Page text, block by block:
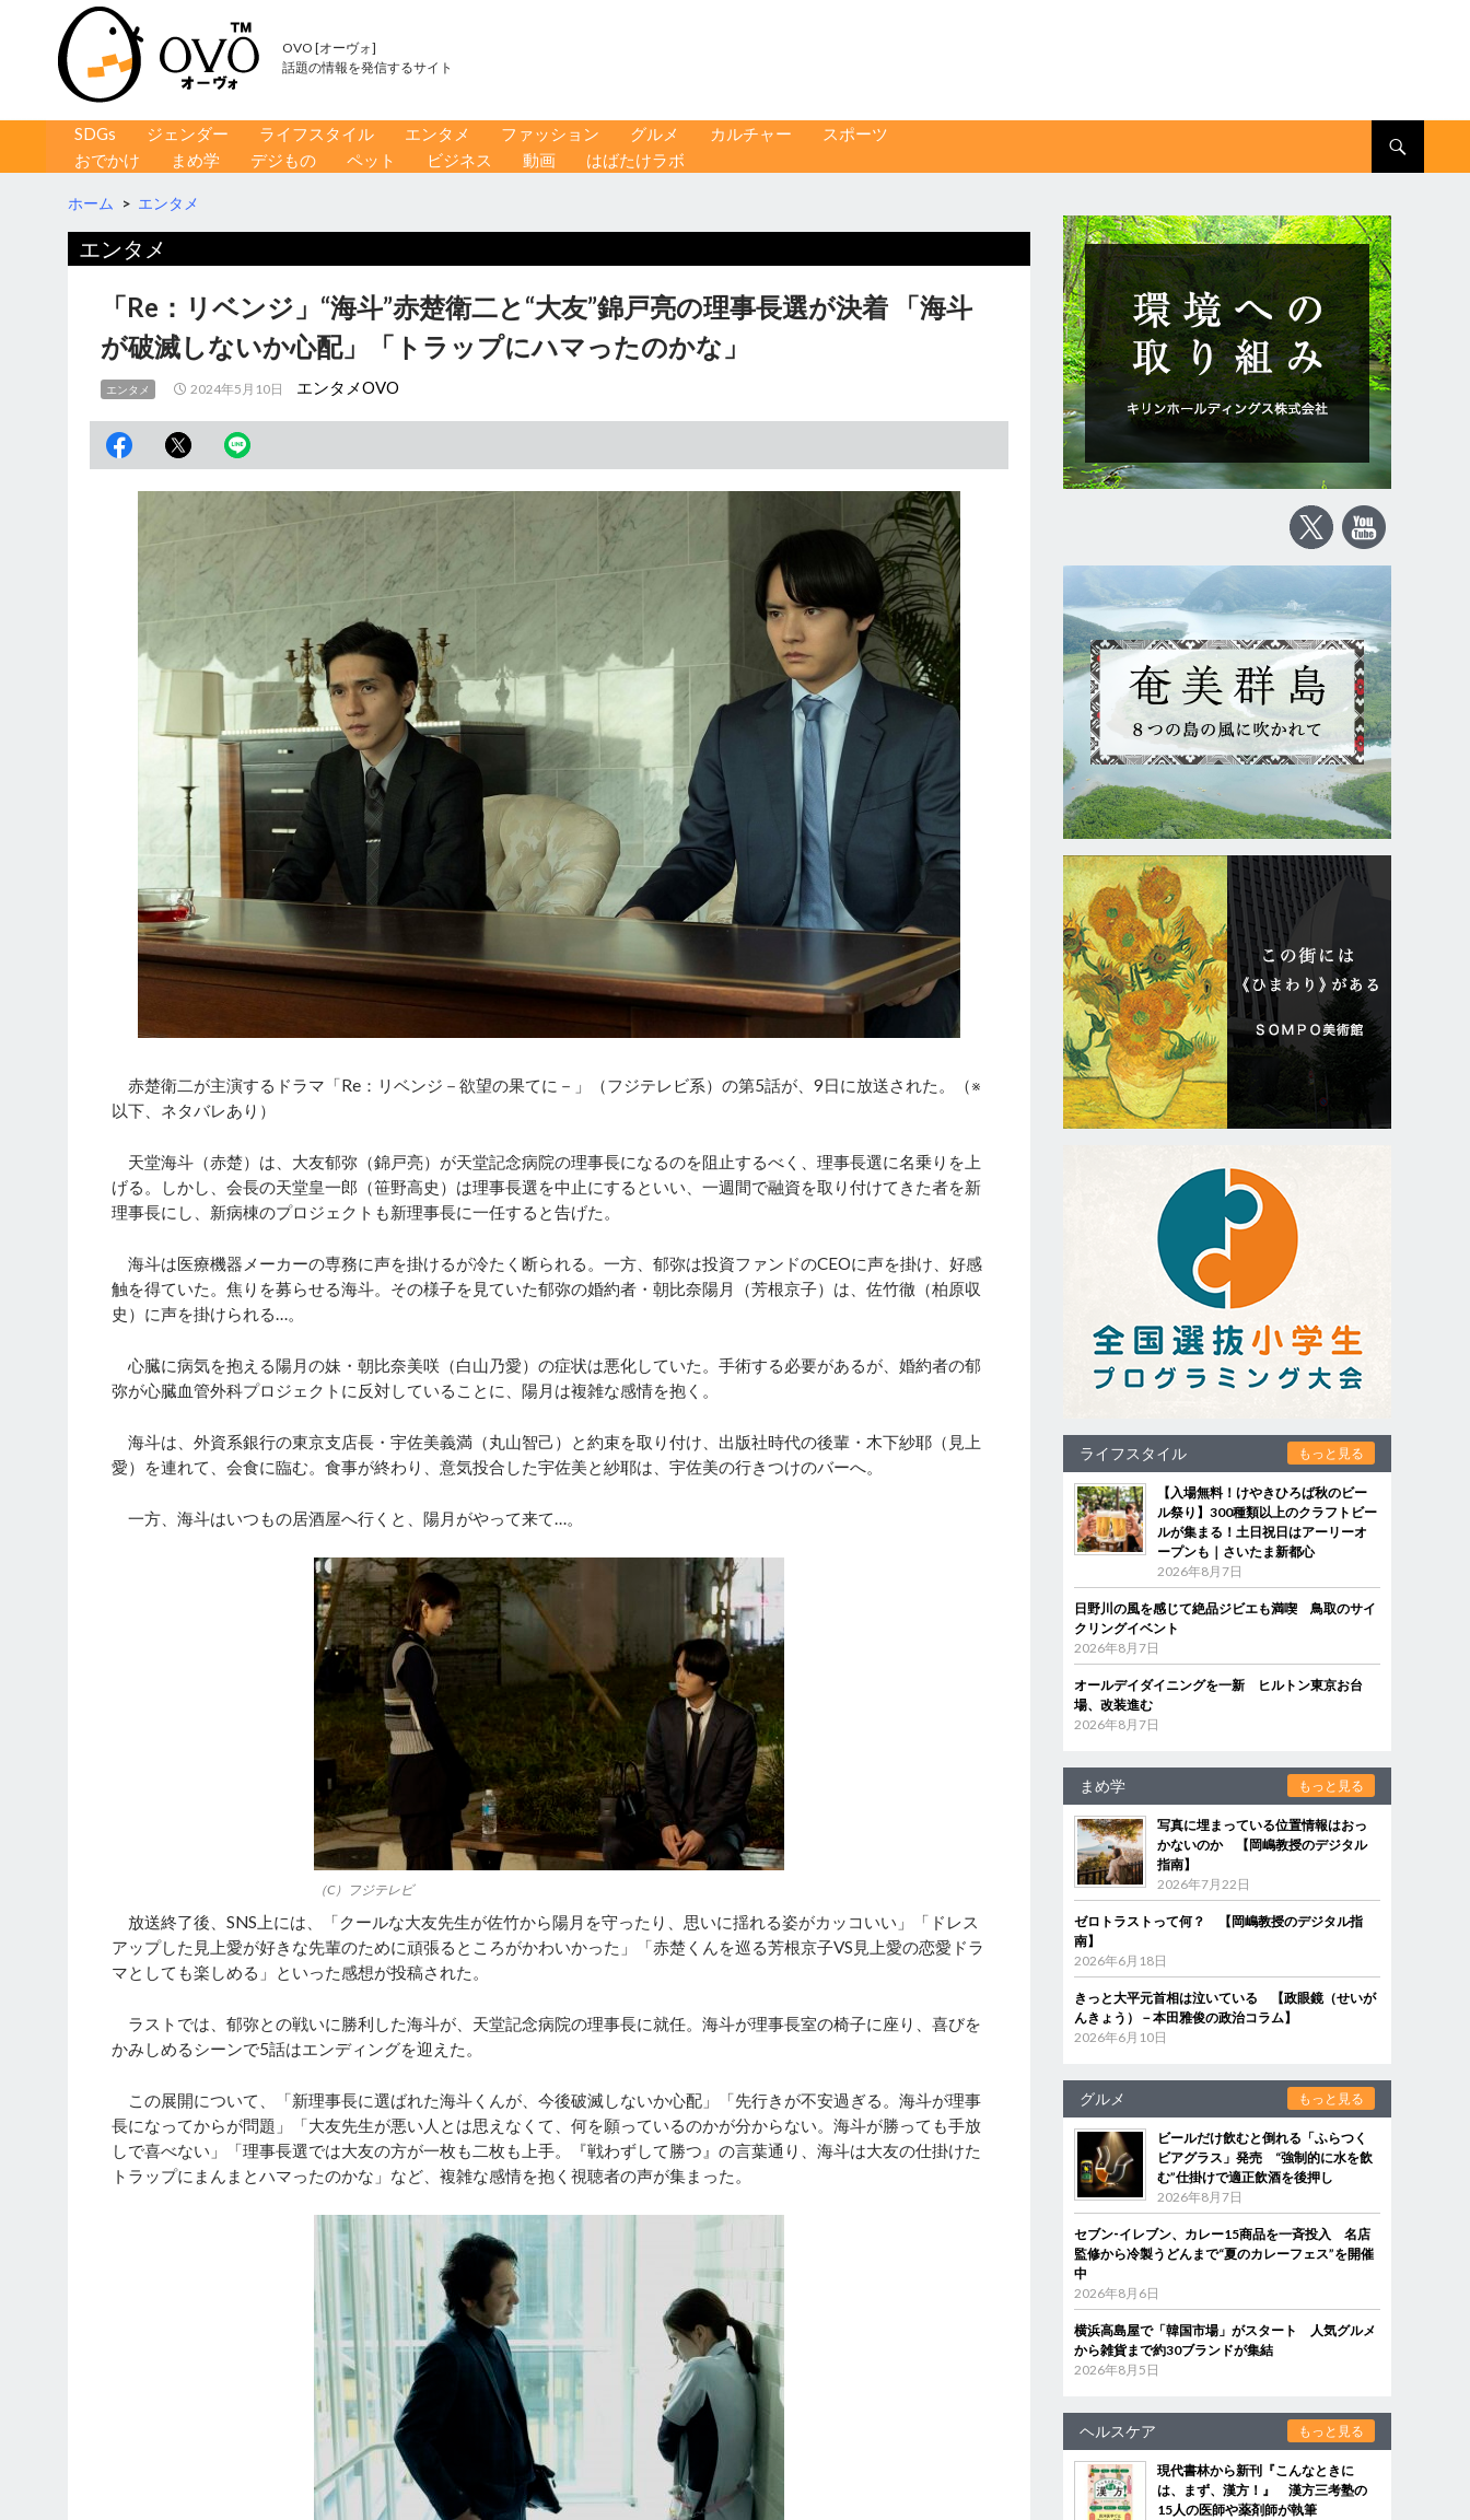
OVO [オーヴォ]
話題の情報を発信するサイト
コンテンツへ移動
SDGs ジェンダー ライフスタイル エンタメ ファッション グルメ カルチャー
スポーツ
おでかけ
まめ学 デジもの ペット ビジネス 動画 はばたけラボ
ホーム > エンタメ
エンタメ
「Re：リベンジ」“海斗”赤楚衛二と“大友”錦戸亮の理事長選が決着 「海斗
が破滅しないか心配」「トラップにハマったのかな」
エンタメ 2024年5月10日 エンタメOVO
赤楚衛二が主演するドラマ「Re：リベンジ－欲望の果てに－」（フジテレビ系）の第5話が、9日に放送された。（※
以下、ネタバレあり）
天堂海斗（赤楚）は、大友郁弥（錦戸亮）が天堂記念病院の理事長になるのを阻止するべく、理事長選に名乗りを上
げる。しかし、会長の天堂皇一郎（笹野高史）は理事長選を中止にするといい、一週間で融資を取り付けてきた者を新
理事長にし、新病棟のプロジェクトも新理事長に一任すると告げた。
海斗は医療機器メーカーの専務に声を掛けるが冷たく断られる。一方、郁弥は投資ファンドのCEOに声を掛け、好感
触を得ていた。焦りを募らせる海斗。その様子を見ていた郁弥の婚約者・朝比奈陽月（芳根京子）は、佐竹徹（柏原収
史）に声を掛けられる…。
心臓に病気を抱える陽月の妹・朝比奈美咲（白山乃愛）の症状は悪化していた。手術する必要があるが、婚約者の郁
弥が心臓血管外科プロジェクトに反対していることに、陽月は複雑な感情を抱く。
海斗は、外資系銀行の東京支店長・宇佐美義満（丸山智己）と約束を取り付け、出版社時代の後輩・木下紗耶（見上
愛）を連れて、会食に臨む。食事が終わり、意気投合した宇佐美と紗耶は、宇佐美の行きつけのバーへ。
一方、海斗はいつもの居酒屋へ行くと、陽月がやって来て…。
（C）フジテレビ
放送終了後、SNS上には、「クールな大友先生が佐竹から陽月を守ったり、思いに揺れる姿がカッコいい」「ドレス
アップした見上愛が好きな先輩のために頑張るところがかわいかった」「赤楚くんを巡る芳根京子VS見上愛の恋愛ドラ
マとしても楽しめる」といった感想が投稿された。
ラストでは、郁弥との戦いに勝利した海斗が、天堂記念病院の理事長に就任。海斗が理事長室の椅子に座り、喜びを
かみしめるシーンで5話はエンディングを迎えた。
この展開について、「新理事長に選ばれた海斗くんが、今後破滅しないか心配」「先行きが不安過ぎる。海斗が理事
長になってからが問題」「大友先生が悪い人とは思えなくて、何を願っているのかが分からない。海斗が勝っても手放
しで喜べない」「理事長選では大友の方が一枚も二枚も上手。『戦わずして勝つ』の言葉通り、海斗は大友の仕掛けた
トラップにまんまとハマったのかな」など、複雑な感情を抱く視聴者の声が集まった。
ライフスタイル もっと見る
【入場無料！けやきひろば秋のビー
ル祭り】300種類以上のクラフトビー
ルが集まる！土日祝日はアーリーオ
ープンも｜さいたま新都心
2026年8月7日
日野川の風を感じて絶品ジビエも満喫 鳥取のサイ
クリングイベント
2026年8月7日
オールデイダイニングを一新 ヒルトン東京お台
場、改装進む
2026年8月7日
まめ学 もっと見る
写真に埋まっている位置情報はおっ
かないのか 【岡嶋教授のデジタル
指南】
2026年7月22日
ゼロトラストって何？ 【岡嶋教授のデジタル指
南】
2026年6月18日
きっと大平元首相は泣いている 【政眼鏡（せいが
んきょう）－本田雅俊の政治コラム】
2026年6月10日
グルメ もっと見る
ビールだけ飲むと倒れる「ふらつく
ビアグラス」発売 “強制的に水を飲
む”仕掛けで適正飲酒を後押し
2026年8月7日
セブン‐イレブン、カレー15商品を一斉投入 名店
監修から冷製うどんまで“夏のカレーフェス”を開催
中
2026年8月6日
横浜高島屋で「韓国市場」がスタート 人気グルメ
から雑貨まで約30ブランドが集結
2026年8月5日
ヘルスケア もっと見る
現代書林から新刊『こんなときに
は、まず、漢方！』 漢方三考塾の
15人の医師や薬剤師が執筆